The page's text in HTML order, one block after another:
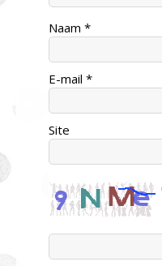
Naam *
E-mail *
Site